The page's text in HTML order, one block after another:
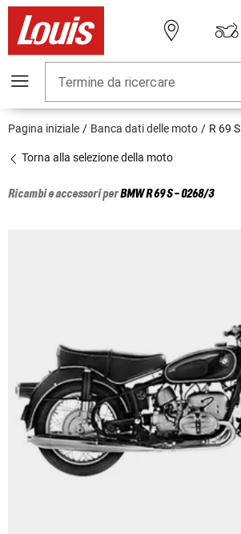
Termine da ricercare
Pagina iniziale Banca dati delle moto R 69 S
Torna alla selezione della moto
Ricambi e accessori perBMWR 69 S - 0268/3